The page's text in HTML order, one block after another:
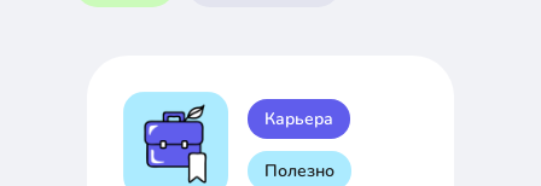
Карьера
Полезно